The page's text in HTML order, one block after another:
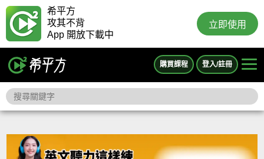
希平方
攻其不背
App 開放下載中
立即使用
購買課程 登入/註冊